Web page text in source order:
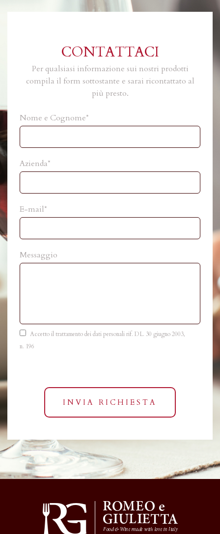
CONTATTACI
Per qualsiasi informazione sui nostri prodotti
compila il form sottostante e sarai ricontattato al
più presto.
Nome e Cognome*
Azienda*
E-mail*
Messaggio
Accetto il trattamento dei dati personali rif. DL. 30 giugno 2003,
n. 196
INVIA RICHIESTA